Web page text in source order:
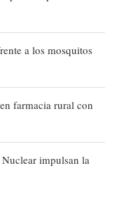
a los mosquitos
farmacia rural con
impulsan la